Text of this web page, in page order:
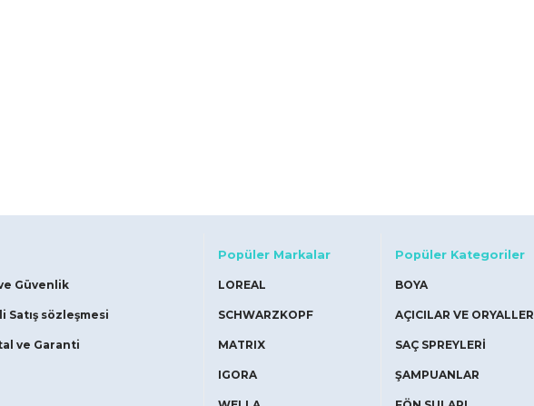
Güvenlik
Satış sözleşmesi
ve Garanti
Popüler Markalar
LOREAL
SCHWARZKOPF
MATRIX
IGORA
Popüler Kategoriler
BOYA
AÇICILAR VE ORYALLER
SAÇ SPREYLERİ
ŞAMPUANLAR